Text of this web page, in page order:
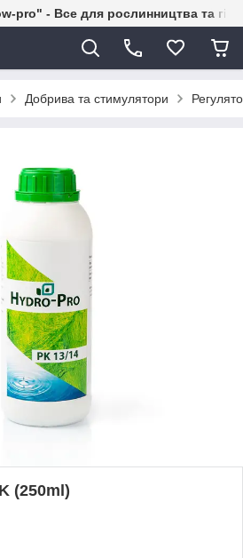
pro" - Все для рослинництва та
Добрива та стимулятори
(250ml)